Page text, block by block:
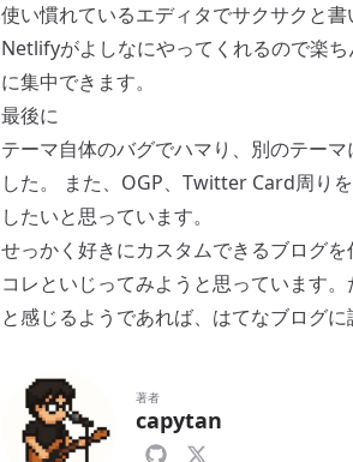
使い慣れているエディタでサクサクと
Netlifyがよしなにやってくれるので楽
に集中できます。
最後に
テーマ自体のバグでハマり、別のテー
した。 また、OGP、Twitter Card周り
したいと思っています。
せっかく好きにカスタムできるブログ
コレといじってみようと思っています
と感じるようであれば、はてなブログに
著者
capytan